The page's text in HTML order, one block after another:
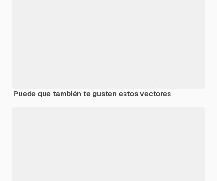
Puede que también te gusten estos vectores